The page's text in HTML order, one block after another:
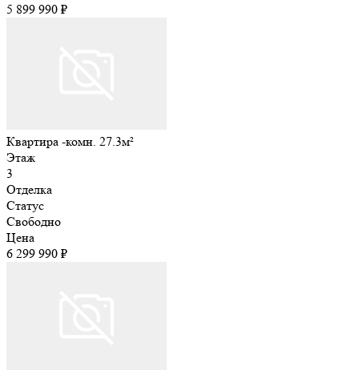
5 899 990 ₽
Квартира -комн. 27.3м²
Этаж
3
Отделка
Статус
Свободно
Цена
6 299 990 ₽